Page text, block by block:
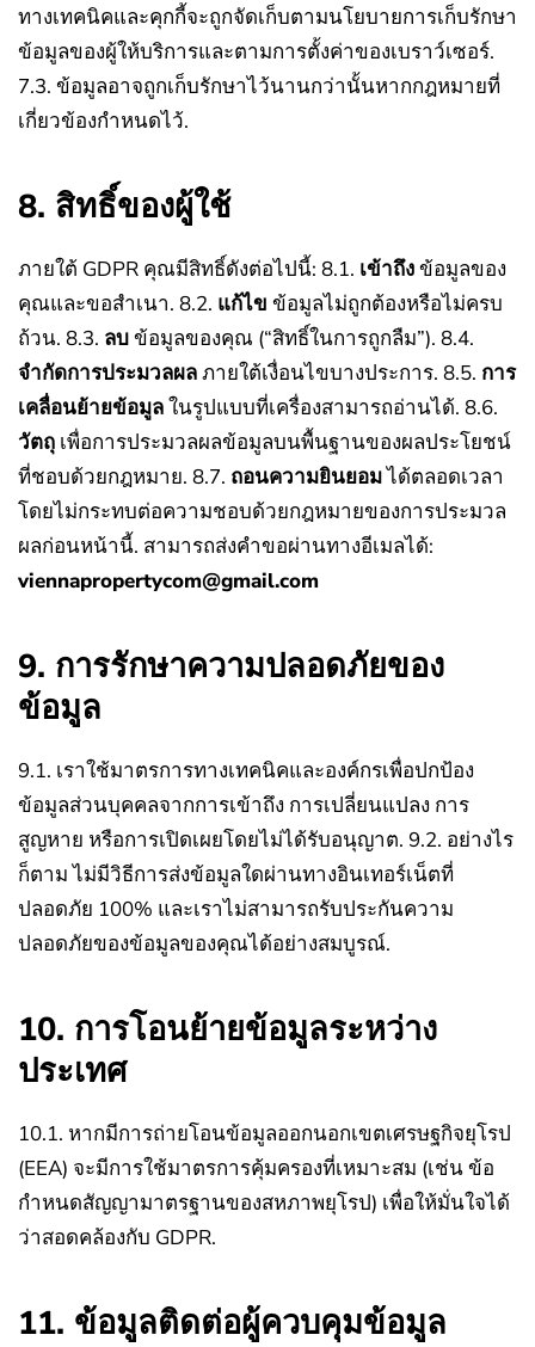
ทางเทคนิคและคุกกี้จะถูกจัดเก็บตามนโยบายการเก็บรักษา
ข้อมูลของผู้ให้บริการและตามการตั้งค่าของเบราว์เซอร์.
7.3. ข้อมูลอาจถูกเก็บรักษาไว้นานกว่านั้นหากกฎหมายที่
เกี่ยวข้องกำหนดไว้.
8. สิทธิ์ของผู้ใช้
ภายใต้ GDPR คุณมีสิทธิ์ดังต่อไปนี้: 8.1. เข้าถึงข้อมูลของ
คุณและขอสำเนา. 8.2. แก้ไข ข้อมูลไม่ถูกต้องหรือไม่ครบ
ถ้วน. 8.3. ลบข้อมูลของคุณ (“สิทธิ์ในการถูกลืม”). 8.4.
จำกัดการประมวลผลภายใต้เงื่อนไขบางประการ. 8.5. การ
เคลื่อนย้ายข้อมูลในรูปแบบที่เครื่องสามารถอ่านได้. 8.6.
วัตถุ เพื่อการประมวลผลข้อมูลบนพื้นฐานของผลประโยชน์
ที่ชอบด้วยกฎหมาย. 8.7. ถอนความยินยอมได้ตลอดเวลา
โดยไม่กระทบต่อความชอบด้วยกฎหมายของการประมวล
ผลก่อนหน้านี้. สามารถส่งคำขอผ่านทางอีเมลได้:
viennapropertycom@gmail.com
9. การรักษาความปลอดภัยของ
ข้อมูล
9.1. เราใช้มาตรการทางเทคนิคและองค์กรเพื่อปกป้อง
ข้อมูลส่วนบุคคลจากการเข้าถึง การเปลี่ยนแปลง การ
สูญหาย หรือการเปิดเผยโดยไม่ได้รับอนุญาต. 9.2. อย่างไร
ก็ตาม ไม่มีวิธีการส่งข้อมูลใดผ่านทางอินเทอร์เน็ตที่
ปลอดภัย 100% และเราไม่สามารถรับประกันความ
ปลอดภัยของข้อมูลของคุณได้อย่างสมบูรณ์.
10. การโอนย้ายข้อมูลระหว่าง
ประเทศ
10.1. หากมีการถ่ายโอนข้อมูลออกนอกเขตเศรษฐกิจยุโรป
(EEA) จะมีการใช้มาตรการคุ้มครองที่เหมาะสม (เช่น ข้อ
กำหนดสัญญามาตรฐานของสหภาพยุโรป) เพื่อให้มั่นใจได้
ว่าสอดคล้องกับ GDPR.
11. ข้อมูลติดต่อผู้ควบคุมข้อมูล